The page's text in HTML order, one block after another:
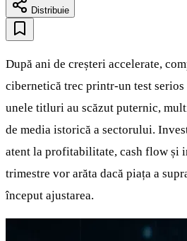
Distribuie
După ani de creșteri accelerate,
cibernetică trec printr-un test
unele titluri au scăzut puternic,
de media istorică a sectorului.
atent la profitabilitate, cash flow și
trimestre vor arăta dacă piața a
început ajustarea.